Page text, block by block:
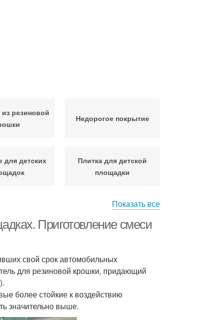
резиновой
Недорогое покрытие
для детских
Плитка для детской
площадки
площадки
Показать все
Приготовление смеси
свой срок автомобильных
для резиновой крошки, придающий
более стойкие к воздействию
значительно выше.